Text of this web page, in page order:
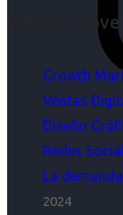
Últimas
Growth
Ventas
Diseño
Redes
La
2024